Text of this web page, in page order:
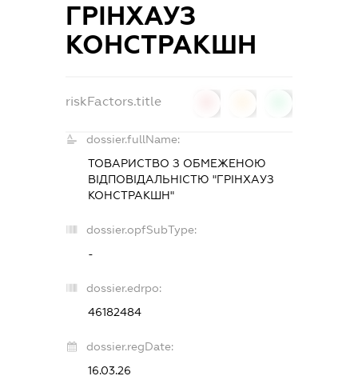
ГРІНХАУЗ
КОНСТРАКШН
riskFactors.title
dossier.fullName:
ТОВАРИСТВО З ОБМЕЖЕНОЮ
ВІДПОВІДАЛЬНІСТЮ "ГРІНХАУЗ
КОНСТРАКШН"
dossier.opfSubType:
-
dossier.edrpo:
46182484
dossier.regDate:
16.03.26